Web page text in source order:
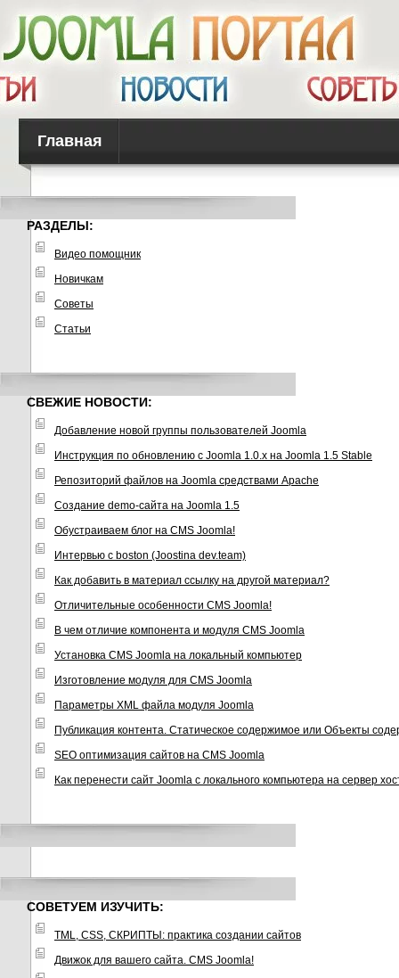
Главная
РАЗДЕЛЫ:
Видео помощник
Новичкам
Советы
Статьи
СВЕЖИЕ НОВОСТИ:
Добавление новой группы пользователей Joomla
Инструкция по обновлению с Joomla 1.0.x на Joomla 1.5 Stable
Репозиторий файлов на Joomla средствами Apache
Создание demo-сайта на Joomla 1.5
Обустраиваем блог на CMS Joomla!
Интервью с boston (Joostina dev.team)
Как добавить в материал ссылку на другой материал?
Отличительные особенности CMS Joomla!
В чем отличие компонента и модуля CMS Joomla
Установка CMS Joomla на локальный компьютер
Изготовление модуля для CMS Joomla
Параметры XML файла модуля Joomla
Публикация контента. Статическое содержимое или Объекты
SEO оптимизация сайтов на CMS Joomla
Как перенести сайт Joomla с локального компьютера на сервер
СОВЕТУЕМ ИЗУЧИТЬ:
TML, CSS, СКРИПТЫ: практика создании сайтов
Движок для вашего сайта. CMS Joomla!